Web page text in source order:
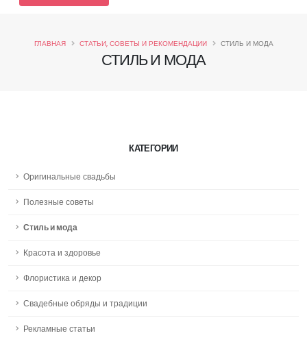
СТИЛЬ И МОДА
ГЛАВНАЯ СТАТЬИ, СОВЕТЫ И РЕКОМЕНДАЦИИ СТИЛЬ И МОДА
КАТЕГОРИИ
Оригинальные свадьбы
Полезные советы
Стиль и мода
Красота и здоровье
Флористика и декор
Свадебные обряды и традиции
Рекламные статьи